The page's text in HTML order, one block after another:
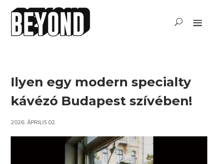
Ilyen egy modern specialty
kávézó Budapest szívében!
2026. ÁPRILIS 02.